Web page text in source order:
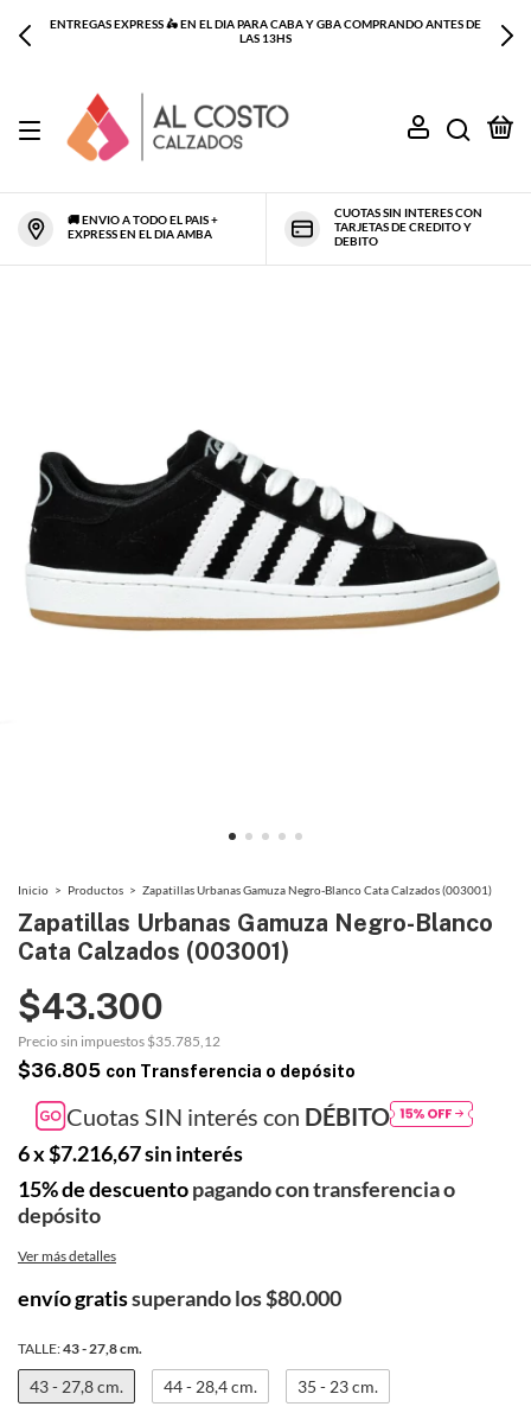
ENTREGAS EXPRESS 🛵 EN EL DIA PARA CABA Y GBA COMPRANDO ANTES DE
LAS 13HS
🚚 ENVIO A TODO EL PAIS +
EXPRESS EN EL DIA AMBA
CUOTAS SIN INTERES CON
TARJETAS DE CREDITO Y
DEBITO
Inicio > Productos > Zapatillas Urbanas Gamuza Negro-Blanco Cata Calzados (003001)
Zapatillas Urbanas Gamuza Negro-Blanco
Cata Calzados (003001)
$43.300
Precio sin impuestos $35.785,12
$36.805 con Transferencia o depósito
Cuotas SIN interés con DÉBITO
6x$7.216,67sin interés
15% de descuentopagando con transferencia o
depósito
Ver más detalles
envío gratissuperando los$80.000
TALLE:43 - 27,8 cm.
43 - 27,8 cm. 44 - 28,4 cm. 35 - 23 cm.